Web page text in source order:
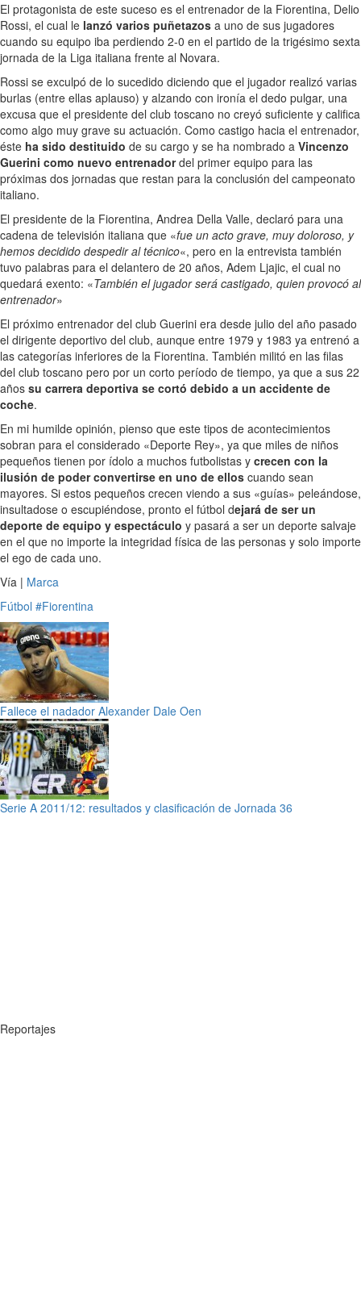
El protagonista de este suceso es el entrenador de la Fiorentina, Delio
Rossi, el cual le lanzó varios puñetazos a uno de sus jugadores
cuando su equipo iba perdiendo 2-0 en el partido de la trigésimo sexta
jornada de la Liga italiana frente al Novara.
Rossi se exculpó de lo sucedido diciendo que el jugador realizó varias
burlas (entre ellas aplauso) y alzando con ironía el dedo pulgar, una
excusa que el presidente del club toscano no creyó suficiente y califica
como algo muy grave su actuación. Como castigo hacia el entrenador,
éste ha sido destituido de su cargo y se ha nombrado a Vincenzo
Guerini como nuevo entrenadordel primer equipo para las
próximas dos jornadas que restan para la conclusión del campeonato
italiano.
El presidente de la Fiorentina, Andrea Della Valle, declaró para una
cadena de televisión italiana que «fue un acto grave, muy doloroso, y
hemos decidido despedir al técnico«, pero en la entrevista también
tuvo palabras para el delantero de 20 años, Adem Ljajic, el cual no
quedará exento: «También el jugador será castigado, quien provocó al
entrenador»
El próximo entrenador del club Guerini era desde julio del año pasado
el dirigente deportivo del club, aunque entre 1979 y 1983 ya entrenó a
las categorías inferiores de la Fiorentina. También militó en las filas
del club toscano pero por un corto período de tiempo, ya que a sus 22
años su carrera deportiva se cortó debido a un accidente de
coche.
En mi humilde opinión, pienso que este tipos de acontecimientos
sobran para el considerado «Deporte Rey», ya que miles de niños
pequeños tienen por ídolo a muchos futbolistas y crecen con la
ilusión de poder convertirse en uno de ellos cuando sean
mayores. Si estos pequeños crecen viendo a sus «guías» peleándose,
insultadose o escupiéndose, pronto el fútbol dejará de ser un
deporte de equipo y espectáculo y pasará a ser un deporte salvaje
en el que no importe la integridad física de las personas y solo importe
el ego de cada uno.
Vía | Marca
Fútbol #Fiorentina
Fallece el nadador Alexander Dale Oen
Serie A 2011/12: resultados y clasificación de Jornada 36
Reportajes